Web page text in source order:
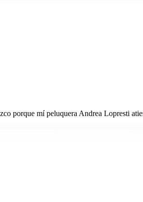
porque mí peluquera Andrea Lopresti